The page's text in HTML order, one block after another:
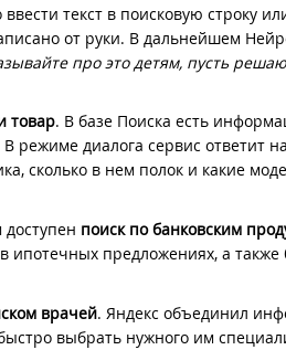
ввести текст в поисковую строку
от руки. В дальнейшем
про это детям, пусть
товар. В базе Поиска есть
В режиме диалога сервис
сколько в нем полок и какие
поиск по банковским
ипотечных предложениях, а
врачей. Яндекс объединил
выбрать нужного им